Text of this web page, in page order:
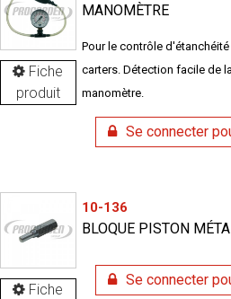
Fiche
produit
MANOMÈTRE
Pour le contrôle
carters. Détection facile de
manomètre.
Se connecter
Fiche
10-136
BLOQUE PISTON
Se connecter